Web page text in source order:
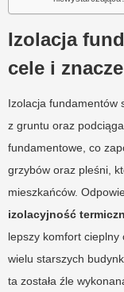
Izolacja
cele i
Izolacja fundamentów
z gruntu oraz
fundamentowe, co
grzybów oraz pleśni,
mieszkańców.
izolacyjność
lepszy komfort
wielu starszych
ta została źle